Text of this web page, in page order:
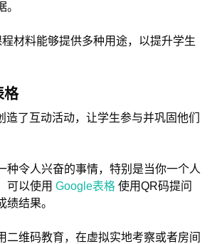
程材料能够提供多种用途，以提升学生
格
造了互动活动，让学生参与并巩固他们
种令人兴奋的事情，特别是当你一个人
可以使用 Google表格 使用QR码提问
绩结果。
二维码教育，在虚拟实地考察或者房间